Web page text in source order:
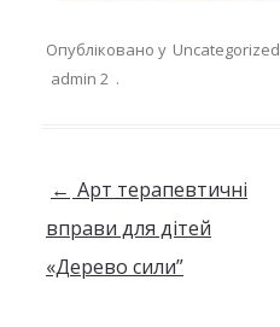
Опубліковано у Uncategorized
admin 2 .
Навігація по запису
← Арт терапевтичні
вправи для дітей
«Дерево сили”